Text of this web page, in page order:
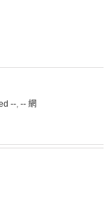
--, -- 網